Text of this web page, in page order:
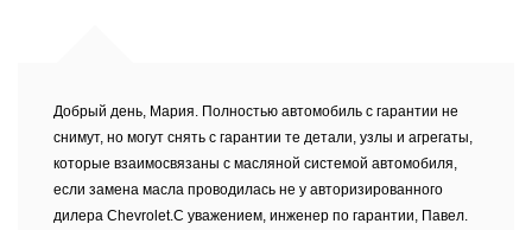
Добрый день, Мария. Полностью автомобиль с гарантии не
снимут, но могут снять с гарантии те детали, узлы и агрегаты,
которые взаимосвязаны с масляной системой автомобиля,
если замена масла проводилась не у авторизированного
дилера Chevrolet.С уважением, инженер по гарантии, Павел.